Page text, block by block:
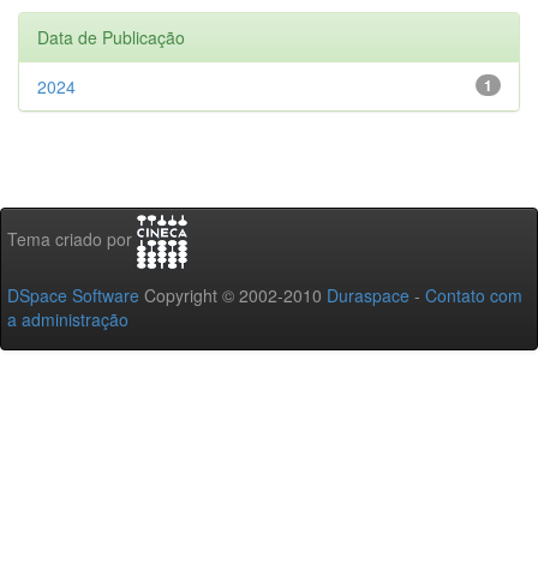
Data de Publicação
1
2024
Tema criado por
DSpace Software Copyright © 2002-2010 Duraspace - Contato com
a administração